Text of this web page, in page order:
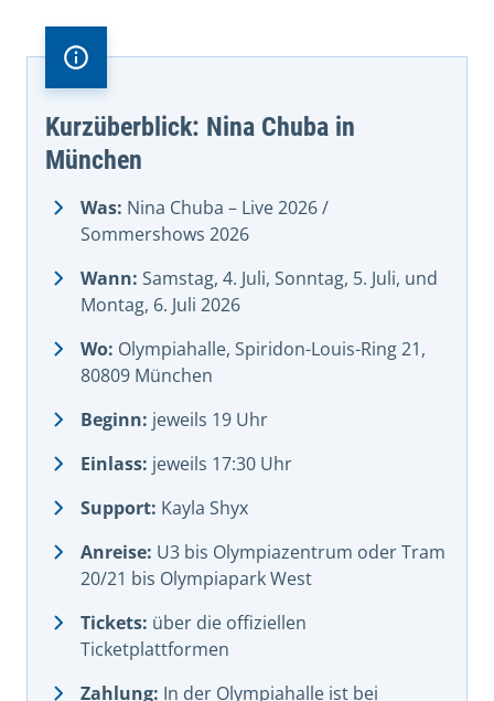
Kurzüberblick: Nina Chuba in
München
Was: Nina Chuba – Live 2026 /
Sommershows 2026
Wann: Samstag, 4. Juli, Sonntag, 5. Juli, und
Montag, 6. Juli 2026
Wo: Olympiahalle, Spiridon-Louis-Ring 21,
80809 München
Beginn: jeweils 19 Uhr
Einlass: jeweils 17:30 Uhr
Support: Kayla Shyx
Anreise: U3 bis Olympiazentrum oder Tram
20/21 bis Olympiapark West
Tickets: über die offiziellen
Ticketplattformen
Zahlung: In der Olympiahalle ist bei